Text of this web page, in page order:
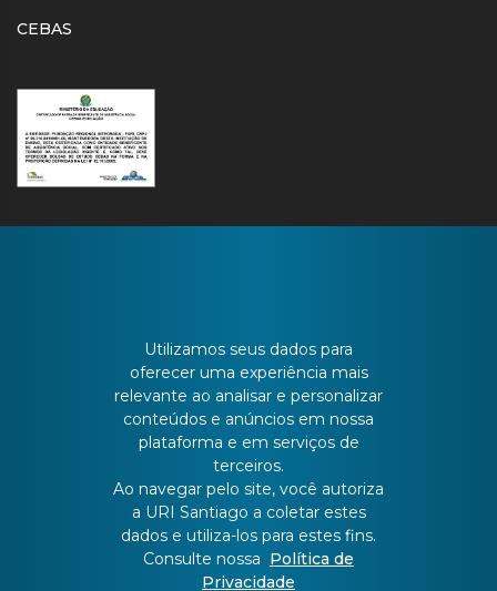
CEBAS
Batista Bonoto Sobrinho, 733
atendimento@urisantiago.br
Utilizamos seus dados para
oferecer uma experiência mais
relevante ao analisar e personalizar
conteúdos e anúncios em nossa
plataforma e em serviços de
terceiros.
Ao navegar pelo site, você autoriza
a URI Santiago a coletar estes
dados e utiliza-los para estes fins.
Consulte nossa Política de
Privacidade